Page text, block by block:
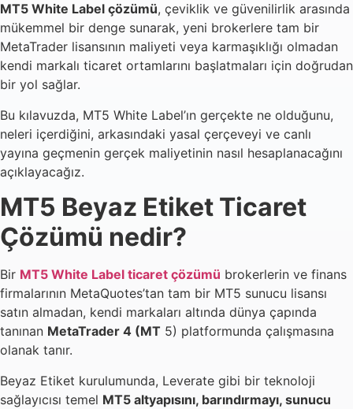
MT5 White Label çözümü, çeviklik ve güvenilirlik arasında
mükemmel bir denge sunarak, yeni brokerlere tam bir
MetaTrader lisansının maliyeti veya karmaşıklığı olmadan
kendi markalı ticaret ortamlarını başlatmaları için doğrudan
bir yol sağlar.
Bu kılavuzda, MT5 White Label’ın gerçekte ne olduğunu,
neleri içerdiğini, arkasındaki yasal çerçeveyi ve canlı
yayına geçmenin gerçek maliyetinin nasıl hesaplanacağını
açıklayacağız.
MT5 Beyaz Etiket Ticaret
Çözümü nedir?
Bir MT5 White Label ticaret çözümü brokerlerin ve finans
firmalarının MetaQuotes’tan tam bir MT5 sunucu lisansı
satın almadan, kendi markaları altında dünya çapında
tanınan MetaTrader 4 (MT 5) platformunda çalışmasına
olanak tanır.
Beyaz Etiket kurulumunda, Leverate gibi bir teknoloji
sağlayıcısı temel MT5 altyapısını, barındırmayı, sunucu